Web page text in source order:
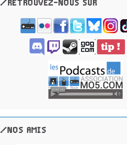
/RETROUVEZ-NOUS SUR
/NOS AMIS